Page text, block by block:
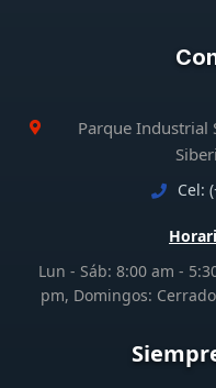
Parque Industrial
Cel:
Lun - Sáb: 8:00 am -
pm, Domingos: Cerrado